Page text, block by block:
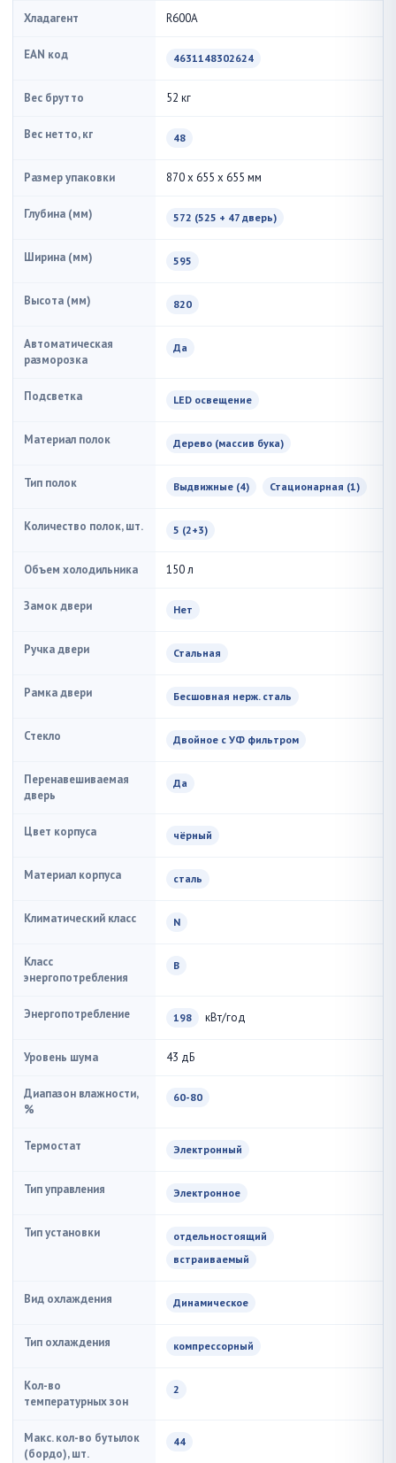
Хладагент R600A
EAN код 4631148302624
Вес брутто 52 кг
Вес нетто, кг 48
Размер упаковки 870 x 655 x 655 мм
Глубина (мм) 572 (525 + 47 дверь)
Ширина (мм) 595
Высота (мм) 820
Автоматическая
разморозка
Да
Подсветка LED освещение
Материал полок Дерево (массив бука)
Тип полок Выдвижные (4) Стационарная (1)
Количество полок, шт. 5 (2+3)
Объем холодильника 150 л
Замок двери Нет
Ручка двери Стальная
Рамка двери Бесшовная нерж. сталь
Стекло Двойное с УФ фильтром
Перенавешиваемая
дверь
Да
Цвет корпуса чёрный
Материал корпуса сталь
Климатический класс N
Класс
энергопотребления
В
Энергопотребление 198 кВт/год
Уровень шума 43 дБ
Диапазон влажности,
%
60-80
Термостат Электронный
Тип управления Электронное
Тип установки
отдельностоящий
встраиваемый
Вид охлаждения Динамическое
Тип охлаждения компрессорный
Кол-во
температурных зон
2
Макс. кол-во бутылок
(бордо), шт.
44